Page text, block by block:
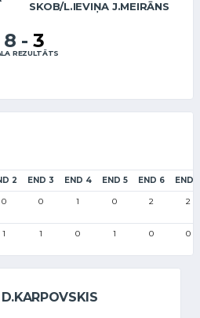
SKOB/L.IEVIŅA J.MEIRĀNS
8 - 3
REZULTĀTS
2 END 3 END 4 END 5 END 6 END
0 0 1 0 2 2
1 1 0 1 0 0